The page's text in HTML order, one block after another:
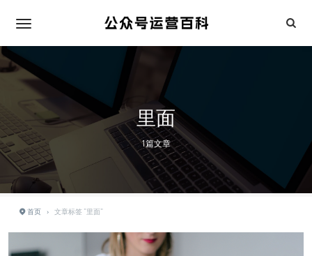
里面
1篇文章
首页 › 文章标签 "里面"